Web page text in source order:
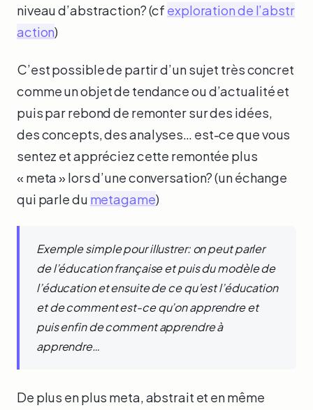
niveau d’abstraction? (cf exploration de l’abstr
action)
C’est possible de partir d’un sujet très concret
comme un objet de tendance ou d’actualité et
puis par rebond de remonter sur des idées,
des concepts, des analyses… est-ce que vous
sentez et appréciez cette remontée plus
« meta » lors d’une conversation? (un échange
qui parle du metagame)
Exemple simple pour illustrer: on peut parler
de l’éducation française et puis du modèle de
l’éducation et ensuite de ce qu’est l’éducation
et de comment est-ce qu’on apprendre et
puis enfin de comment apprendre à
apprendre…
De plus en plus meta, abstrait et en même